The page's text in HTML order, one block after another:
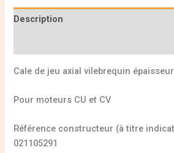
Description
Cale de jeu axial vilebrequin
Pour moteurs CU et CV
Référence constructeur (à titre
021105291